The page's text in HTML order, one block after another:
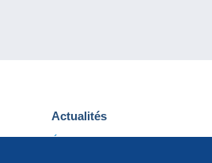
Actualités
Événements Delcampe